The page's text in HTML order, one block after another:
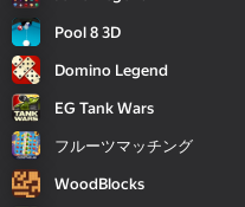
Pool 8 3D
Domino Legend
EG Tank Wars
フルーツマッチング
WoodBlocks